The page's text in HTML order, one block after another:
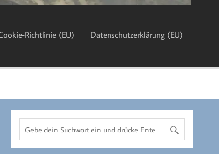
Richtlinie (EU) Datenschutzerklärung (EU)